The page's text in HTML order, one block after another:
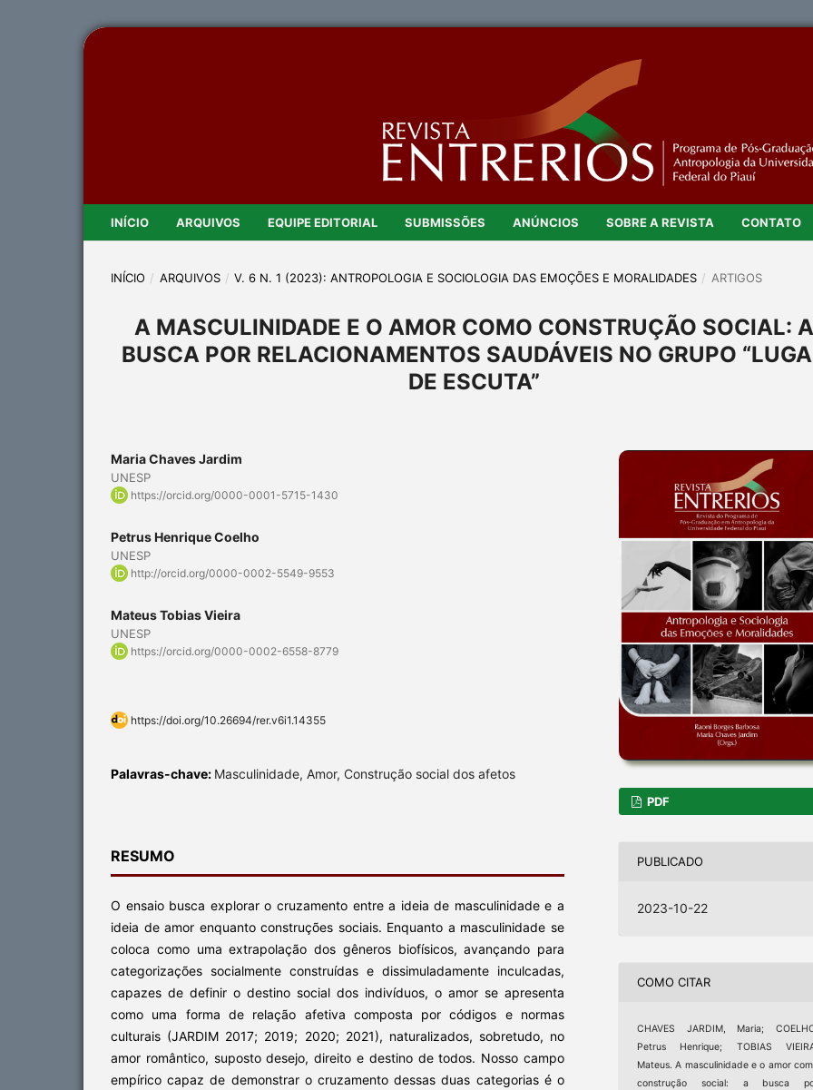
INÍCIO ARQUIVOS EQUIPE EDITORIAL SUBMISSÕES ANÚNCIOS SOBRE A REVISTA CONTATO
INÍCIO / ARQUIVOS / V. 6 N. 1 (2023): ANTROPOLOGIA E SOCIOLOGIA DAS EMOÇÕES E MORALIDADES / ARTIGOS
A MASCULINIDADE E O AMOR COMO CONSTRUÇÃO SOCIAL: A
BUSCA POR RELACIONAMENTOS SAUDÁVEIS NO GRUPO
DE ESCUTA”
Maria Chaves Jardim
UNESP
https://orcid.org/0000-0001-5715-1430
Petrus Henrique Coelho
UNESP
http://orcid.org/0000-0002-5549-9553
Mateus Tobias Vieira
UNESP
https://orcid.org/0000-0002-6558-8779
https://doi.org/10.26694/rer.v6i1.14355
Palavras-chave: Masculinidade, Amor, Construção social dos afetos
RESUMO
O ensaio busca explorar o cruzamento entre a ideia de masculinidade e a
ideia de amor enquanto construções sociais. Enquanto a masculinidade se
coloca como uma extrapolação dos gêneros biofísicos, avançando para
categorizações socialmente construídas e dissimuladamente inculcadas,
capazes de definir o destino social dos indivíduos, o amor se apresenta
como uma forma de relação afetiva composta por códigos e normas
culturais (JARDIM 2017; 2019; 2020; 2021), naturalizados, sobretudo, no
amor romântico, suposto desejo, direito e destino de todos. Nosso campo
empírico capaz de demonstrar o cruzamento dessas duas categorias é o
PDF
PUBLICADO
2023-10-22
COMO CITAR
CHAVES JARDIM, Maria;
Petrus Henrique; TOBIAS
Mateus. A masculinidade e o amor
construção social: a busca